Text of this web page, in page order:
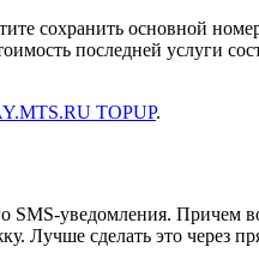
сохранить основной
последней услуги
TOPUP.
SMS-уведомления. Причем
сделать это через